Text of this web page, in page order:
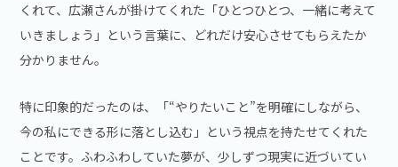
くれて、広瀬さんが掛けてくれた「ひとつひとつ、一緒に考えて
いきましょう」という言葉に、どれだけ安心させてもらえたか
分かりません。
特に印象的だったのは、「“やりたいこと”を明確にしながら、
今の私にできる形に落とし込む」という視点を持たせてくれた
ことです。ふわふわしていた夢が、少しずつ現実に近づいてい